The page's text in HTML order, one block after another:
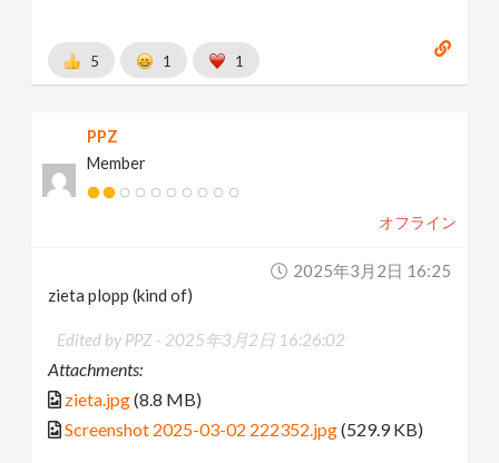
5 1 1
PPZ
Member
オフライン
2025年3月2日 16:25
zieta plopp (kind of)
Edited by PPZ - 2025年3月2日 16:26:02
Attachments:
zieta.jpg(8.8 MB)
Screenshot 2025-03-02 222352.jpg(529.9 KB)